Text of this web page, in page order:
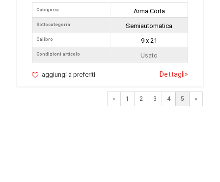
Categoria
Sottocategoria
Calibro
Condizioni articolo
Arma Corta
Semiautomatica
9 x 21
Usato
aggiungi a preferiti Dettagli»
« Previous
1 2 3 4 5 »